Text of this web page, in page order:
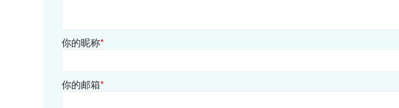
你的昵称*
你的邮箱*